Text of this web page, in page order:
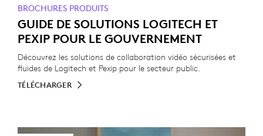
BROCHURES PRODUITS
GUIDE DE SOLUTIONS LOGITECH ET
PEXIP POUR LE GOUVERNEMENT
Découvrez les solutions de collaboration vidéo sécurisées et
fluides de Logitech et Pexip pour le secteur public.
TÉLÉCHARGER